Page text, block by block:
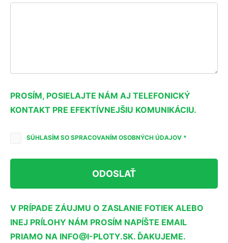
PROSÍM, POSIELAJTE NÁM AJ TELEFONICKÝ
KONTAKT PRE EFEKTÍVNEJŠIU KOMUNIKÁCIU.
SÚHLASÍM SO SPRACOVANÍM OSOBNÝCH ÚDAJOV *
V PRÍPADE ZÁUJMU O ZASLANIE FOTIEK ALEBO
INEJ PRÍLOHY NÁM PROSÍM NAPÍŠTE EMAIL
PRIAMO NA INFO@I-PLOTY.SK. ĎAKUJEME.